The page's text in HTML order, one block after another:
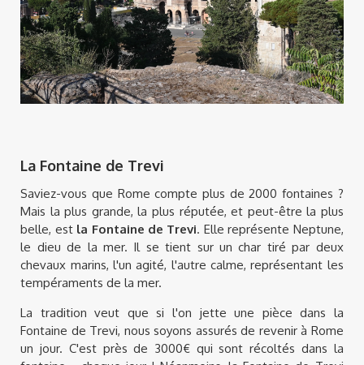
La Fontaine de Trevi
Saviez-vous que Rome compte plus de 2000 fontaines ?
Mais la plus grande, la plus réputée, et peut-être la plus
belle, est la Fontaine de Trevi. Elle représente Neptune,
le dieu de la mer. Il se tient sur un char tiré par deux
chevaux marins, l'un agité, l'autre calme, représentant les
tempéraments de la mer.
La tradition veut que si l'on jette une pièce dans la
Fontaine de Trevi, nous soyons assurés de revenir à Rome
un jour. C'est près de 3000€ qui sont récoltés dans la